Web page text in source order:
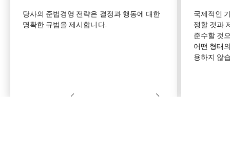
당사의 준법경영 전략은 결정과 행동에 대한
명확한 규범을 제시합니다.
국제적인
쟁할 것과
준수할 것
어떤 형태
용하지 않